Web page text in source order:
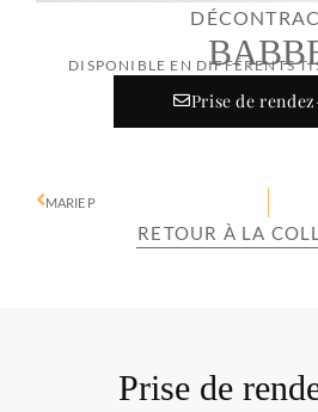
DISPONIBLE EN DIFFÉRENTS
Prise de
MARIE P
RETOUR À LA
Prise de